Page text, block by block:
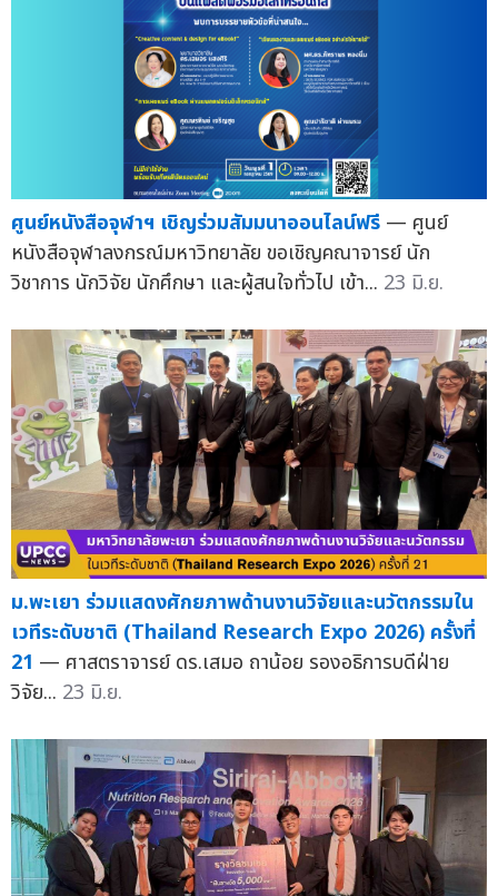
ศูนย์หนังสือจุฬาฯ เชิญร่วมสัมมนาออนไลน์ฟรี — ศูนย์
หนังสือจุฬาลงกรณ์มหาวิทยาลัย ขอเชิญคณาจารย์ นัก
วิชาการ นักวิจัย นักศึกษา และผู้สนใจทั่วไป เข้า... 23 มิ.ย.
ม.พะเยา ร่วมแสดงศักยภาพด้านงานวิจัยและนวัตกรรมใน
เวทีระดับชาติ (Thailand Research Expo 2026) ครั้งที่
21 — ศาสตราจารย์ ดร.เสมอ ถาน้อย รองอธิการบดีฝ่าย
วิจัย... 23 มิ.ย.